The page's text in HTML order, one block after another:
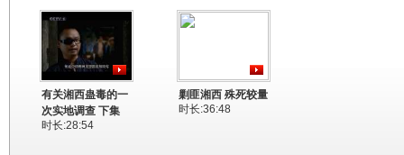
有关湘西蛊毒的一
次实地调查 下集
时长:28:54
剿匪湘西 殊死较量
时长:36:48